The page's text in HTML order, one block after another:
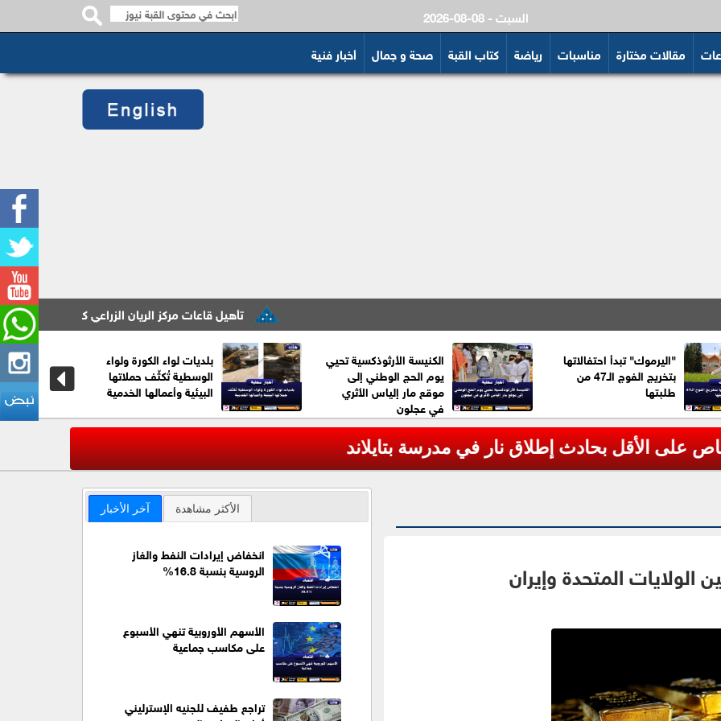
2026-08-08 - السبت
مقالات مختارة مناسبات رياضة كتاب القبة صحة و جمال أخبار فنية
تأهيل قاعات مركز الريان الزراعي كحاضنة تدريبية لخدمة
"اليرموك" تبدأ احتفالاتها
بتخريج الفوج الـ47 من
طلبتها
الكنيسة الأرثوذكسية تحيي
يوم الحج الوطني إلى
موقع مار إلياس الأثري
في عجلون
بلديات لواء الكورة ولواء
الوسطية تُكثّف حملاتها
البيئية وأعمالها الخدمية
المتحدة وإيران
آخر الأخبار الأكثر مشاهدة
انخفاض إيرادات النفط والغاز
الروسية بنسبة 16.8%
الأسهم الأوروبية تنهي الأسبوع
على مكاسب جماعية
تراجع طفيف للجنيه الإسترليني